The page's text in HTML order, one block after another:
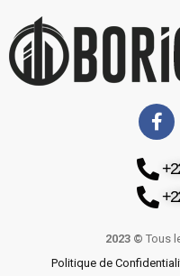
2023 © Tous
Politique de